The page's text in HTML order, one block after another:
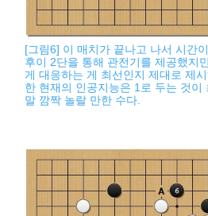
[그림6] 이 매치가 끝나고 나서 시간
후이 2단을 통해 관전기를 제공했지
게 대응하는 게 최선인지 제대로 제
한 현재의 인공지능은 1로 두는 것이
말 깜짝 놀랄 만한 수다.